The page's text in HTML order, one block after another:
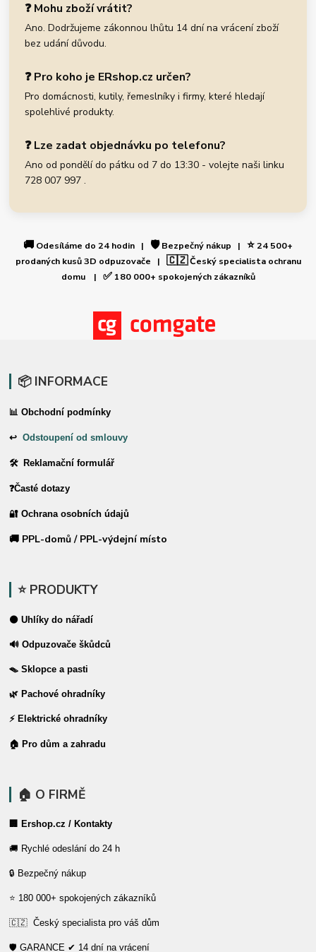
❓ Mohu zboží vrátit?
Ano. Dodržujeme zákonnou lhůtu 14 dní na vrácení zboží
bez udání důvodu.
❓ Pro koho je ERshop.cz určen?
Pro domácnosti, kutily, řemeslníky i firmy, které hledají
spolehlivé produkty.
❓ Lze zadat objednávku po telefonu?
Ano od pondělí do pátku od 7 do 13:30 - volejte naši linku
728 007 997 .
🚚 Odesíláme do 24 hodin | 🛡️Bezpečný nákup | ⭐24 500+
prodaných kusů 3D odpuzovače | 🇨🇿Český specialista ochranu
domu | ✅180 000+ spokojených zákazníků
📦 INFORMACE
📊 Obchodní podmínky
↩Odstoupení od smlouvy
🛠 Reklamační formulář
❓Časté dotazy
🔐 Ochrana osobních údajů
🚚 PPL-domů / PPL-výdejní místo
⭐ PRODUKTY
⚫ Uhlíky do nářadí
🔊 Odpuzovače škůdců
🪤 Sklopce a pasti
🌿 Pachové ohradníky
⚡ Elektrické ohradníky
🏠 Pro dům a zahradu
🏠 O FIRMĚ
🏢 Ershop.cz / Kontakty
🚚 Rychlé odeslání do 24 h
🔒 Bezpečný nákup
⭐ 180 000+ spokojených zákazníků
🇨🇿 Český specialista pro váš dům
🛡️ GARANCE ✔ 14 dní na vrácení